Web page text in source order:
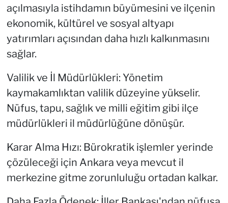
açılmasıyla istihdamın büyümesini ve ilçenin
ekonomik, kültürel ve sosyal altyapı
yatırımları açısından daha hızlı kalkınmasını
sağlar.
Valilik ve İl Müdürlükleri: Yönetim
kaymakamlıktan valilik düzeyine yükselir.
Nüfus, tapu, sağlık ve milli eğitim gibi ilçe
müdürlükleri il müdürlüğüne dönüşür.
Karar Alma Hızı: Bürokratik işlemler yerinde
çözüleceği için Ankara veya mevcut il
merkezine gitme zorunluluğu ortadan kalkar.